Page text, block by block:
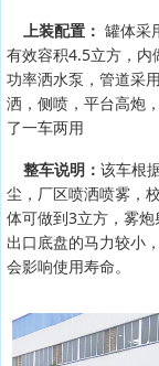
上装配置： 罐体采
有效容积4.5立方，内
功率洒水泵，管道采
洒，侧喷，平台高炮
了一车两用
整车说明： 该车根
尘，厂区喷洒喷雾，
体可做到3立方，雾
出口底盘的马力较小
会影响使用寿命。